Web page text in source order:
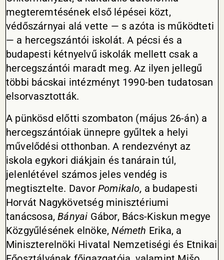
megteremtésének első lépései közt,
védőszárnyai alá vette — s azóta is működteti
— a hercegszántói iskolát. A pécsi és a
budapesti kétnyelvű iskolák mellett csak a
hercegszántói maradt meg. Az ilyen jellegű
többi bácskai intézményt 1990-ben tudatosan
elsorvasztották.
A pünkösd előtti szombaton (május 26-án) a
hercegszántóiak ünnepre gyűltek a helyi
művelődési otthonban. A rendezvényt az
iskola egykori diákjain és tanárain túl,
jelenlétével számos jeles vendég is
megtisztelte. Davor Pomikalo, a budapesti
Horvát Nagykövetség minisztériumi
tanácsosa,Bányai Gábor, Bács-Kiskun megye
Közgyűlésének elnöke,Németh Erika, a
Miniszterelnöki Hivatal Nemzetiségi és Etnikai